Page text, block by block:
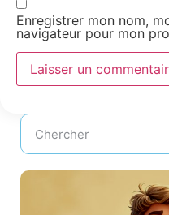
Enregistrer mon nom,
navigateur pour mon